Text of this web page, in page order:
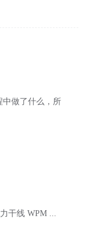
中做了什么，所
干线 WPM ...